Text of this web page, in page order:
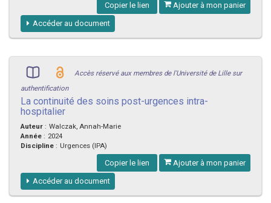
Copier le lien Ajouter à mon panier
Accéder au document
Accès réservé aux membres de l'Université de Lille sur
authentification
La continuité des soins post-urgences intra-
hospitalier
Auteur : Walczak, Annah-Marie
Année : 2024
Discipline : Urgences (IPA)
Copier le lien Ajouter à mon panier
Accéder au document